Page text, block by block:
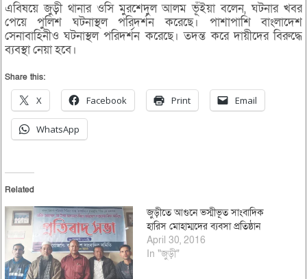
এবিষয়ে জুড়ী থানার ওসি মুরশেদুল আলম ভূঁইয়া বলেন, ঘটনার খবর
পেয়ে পুলিশ ঘটনাস্থল পরিদর্শন করেছে। পাশাপাশি বাংলাদেশ
সেনাবাহিনীও ঘটনাস্থল পরিদর্শন করেছে। তদন্ত করে দায়ীদের বিরুদ্ধে
ব্যবস্থা নেয়া হবে।
Share this:
X Facebook Print Email
WhatsApp
Related
জুড়ীতে আগুনে ভস্মীভূত সাংবাদিক
হারিস মোহাম্মদের ব্যবসা প্রতিষ্ঠান
April 30, 2016
In "জুড়ী"